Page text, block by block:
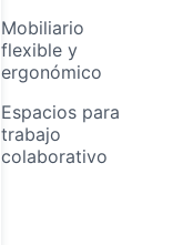
Mobiliario
flexible y
ergonómico
Espacios para
trabajo
colaborativo